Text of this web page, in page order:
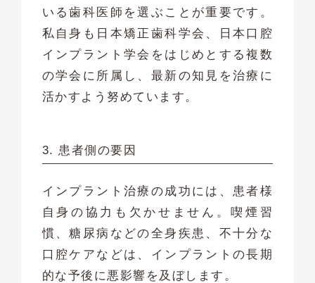
いる歯科医師を選ぶことが重要です。
私自身も日本矯正歯科学会、日本口腔
インプラント学会をはじめとする複数
の学会に所属し、最新の知見を治療に
活かすよう努めています。
3. 患者側の要因
インプラント治療の成功には、患者様
自身の協力も欠かせません。喫煙習
慣、糖尿病などの全身疾患、不十分な
口腔ケアなどは、インプラントの長期
的な予後に悪影響を及ぼします。